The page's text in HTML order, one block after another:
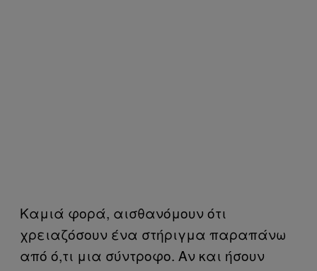
Καμιά φορά, αισθανόμουν ότι
χρειαζόσουν ένα στήριγμα παραπάνω
από ό,τι μια σύντροφο. Αν και ήσουν